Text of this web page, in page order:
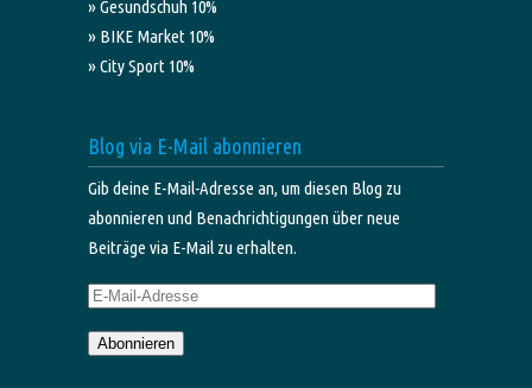
» Gesundschuh 10%
» BIKE Market 10%
» City Sport 10%
Blog via E-Mail abonnieren
Gib deine E-Mail-Adresse an, um diesen Blog zu
abonnieren und Benachrichtigungen über neue
Beiträge via E-Mail zu erhalten.
E-
Adresse
Abonnieren